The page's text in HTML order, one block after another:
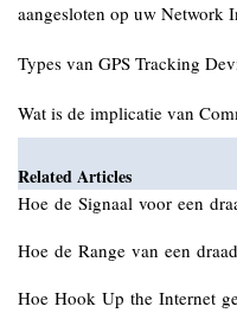
aangesloten op uw Network
Types van GPS Tracking
Wat is de implicatie van
Related Articles
Hoe de Signaal voor een
Hoe de Range van een
Hoe Hook Up the Internet